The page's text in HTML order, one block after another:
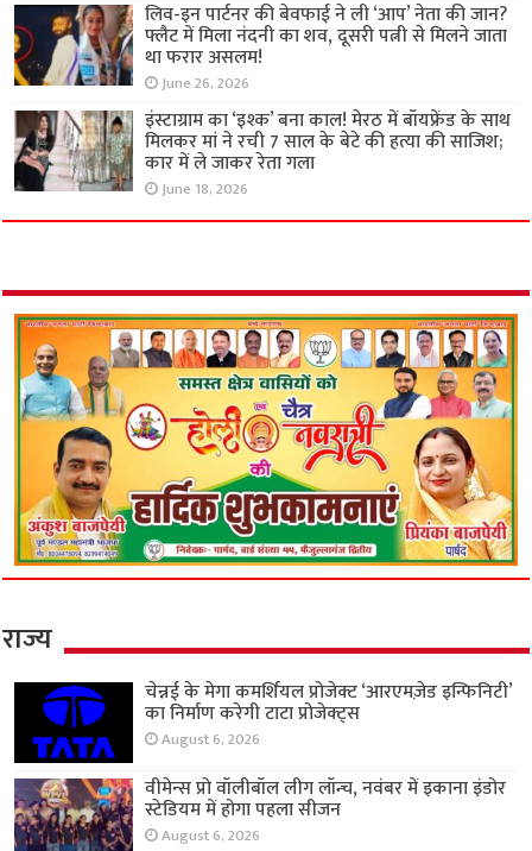
लिव-इन पार्टनर की बेवफाई ने ली ‘आप’ नेता की जान?
फ्लैट में मिला नंदनी का शव, दूसरी पत्नी से मिलने जाता
था फरार असलम!
June 26, 2026
इंस्टाग्राम का ‘इश्क’ बना काल! मेरठ में बॉयफ्रेंड के साथ
मिलकर मां ने रची 7 साल के बेटे की हत्या की साजिश;
कार में ले जाकर रेता गला
June 18, 2026
राज्य
चेन्नई के मेगा कमर्शियल प्रोजेक्ट ‘आरएमज़ेड इन्फिनिटी’
का निर्माण करेगी टाटा प्रोजेक्ट्स
August 6, 2026
वीमेन्स प्रो वॉलीबॉल लीग लॉन्च, नवंबर में इकाना इंडोर
स्टेडियम में होगा पहला सीजन
August 6, 2026